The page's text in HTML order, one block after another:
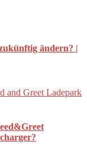
ändern? |